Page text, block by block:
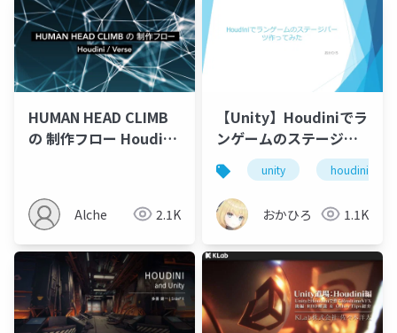
HUMAN HEAD CLIMB
の 制作フロー Houdini
Alche 2.1K
【Unity】Houdiniでラ
ンゲームのステージパ
ーツ作ってみた
unity houdini
おかひろ 1.1K